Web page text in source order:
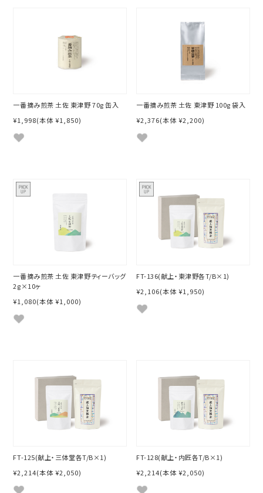
一番摘み煎茶 土佐 東津野 70g 缶入
¥1,998(本体 ¥1,850)
一番摘み煎茶 土佐 東津野 100g 袋入
¥2,376(本体 ¥2,200)
一番摘み煎茶 土佐 東津野ティーバッグ
2g×10ヶ
¥1,080(本体 ¥1,000)
FT-136(献上・東津野各T/B×1)
¥2,106(本体 ¥1,950)
FT-125(献上・三体堂各T/B×1)
¥2,214(本体 ¥2,050)
FT-128(献上・内匠各T/B×1)
¥2,214(本体 ¥2,050)